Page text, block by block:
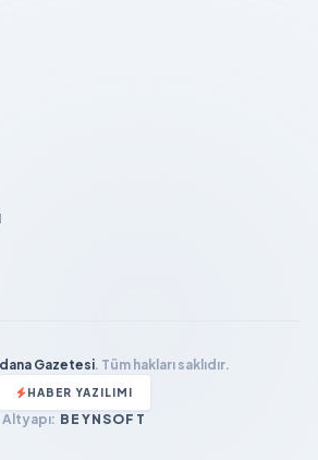
Gazetesi. Tüm hakları saklıdır.
HABER YAZILIMI
Altyapı: BEYNSOFT